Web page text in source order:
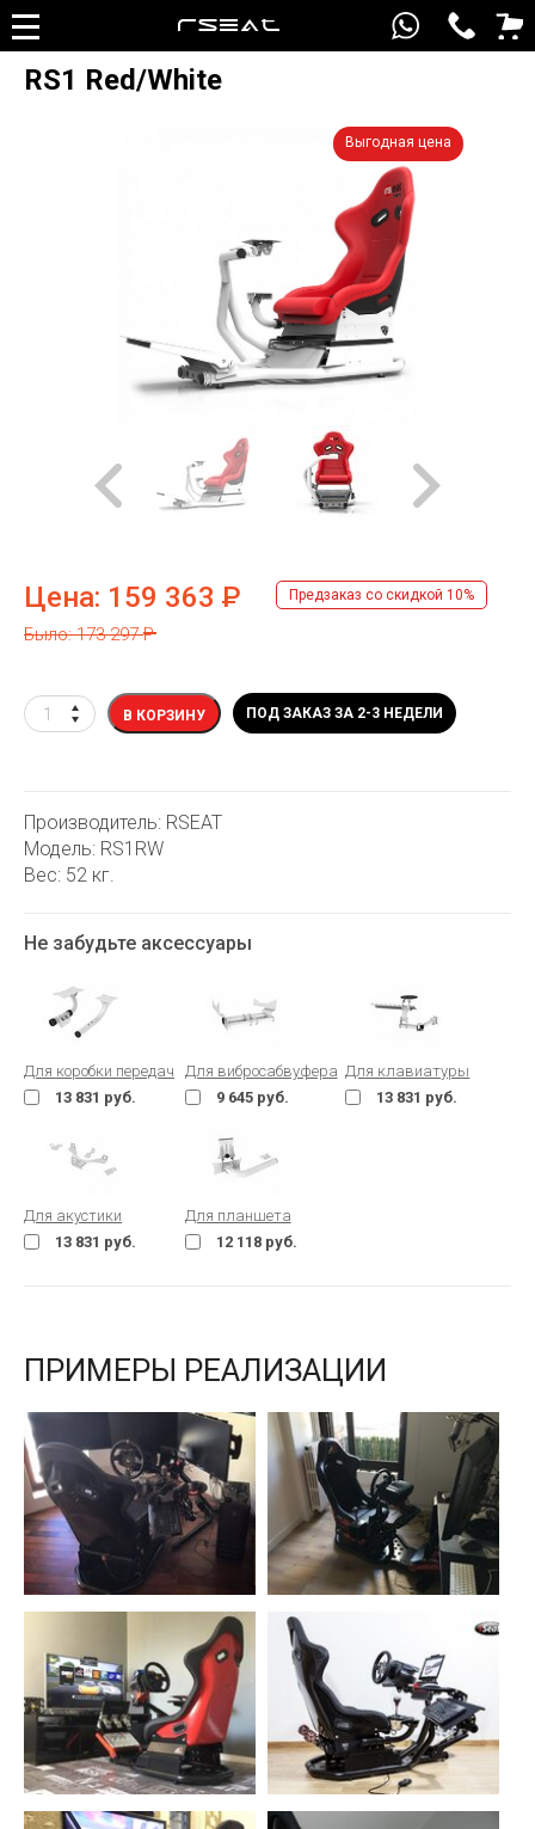
RS1 Red/White
Выгодная цена
Цена: 159 363 Р
Было: 173 297Р
Предзаказ со скидкой 10%
В КОРЗИНУ ПОД ЗАКАЗ ЗА 2-3 НЕДЕЛИ
Производитель: RSEAT
Модель: RS1RW
Вес: 52 кг.
Не забудьте аксессуары
Для коробки передач
13 831 руб.
Для вибросабвуфера
9 645 руб.
Для клавиатуры
13 831 руб.
Для акустики
13 831 руб.
Для планшета
12 118 руб.
ПРИМЕРЫ РЕАЛИЗАЦИИ